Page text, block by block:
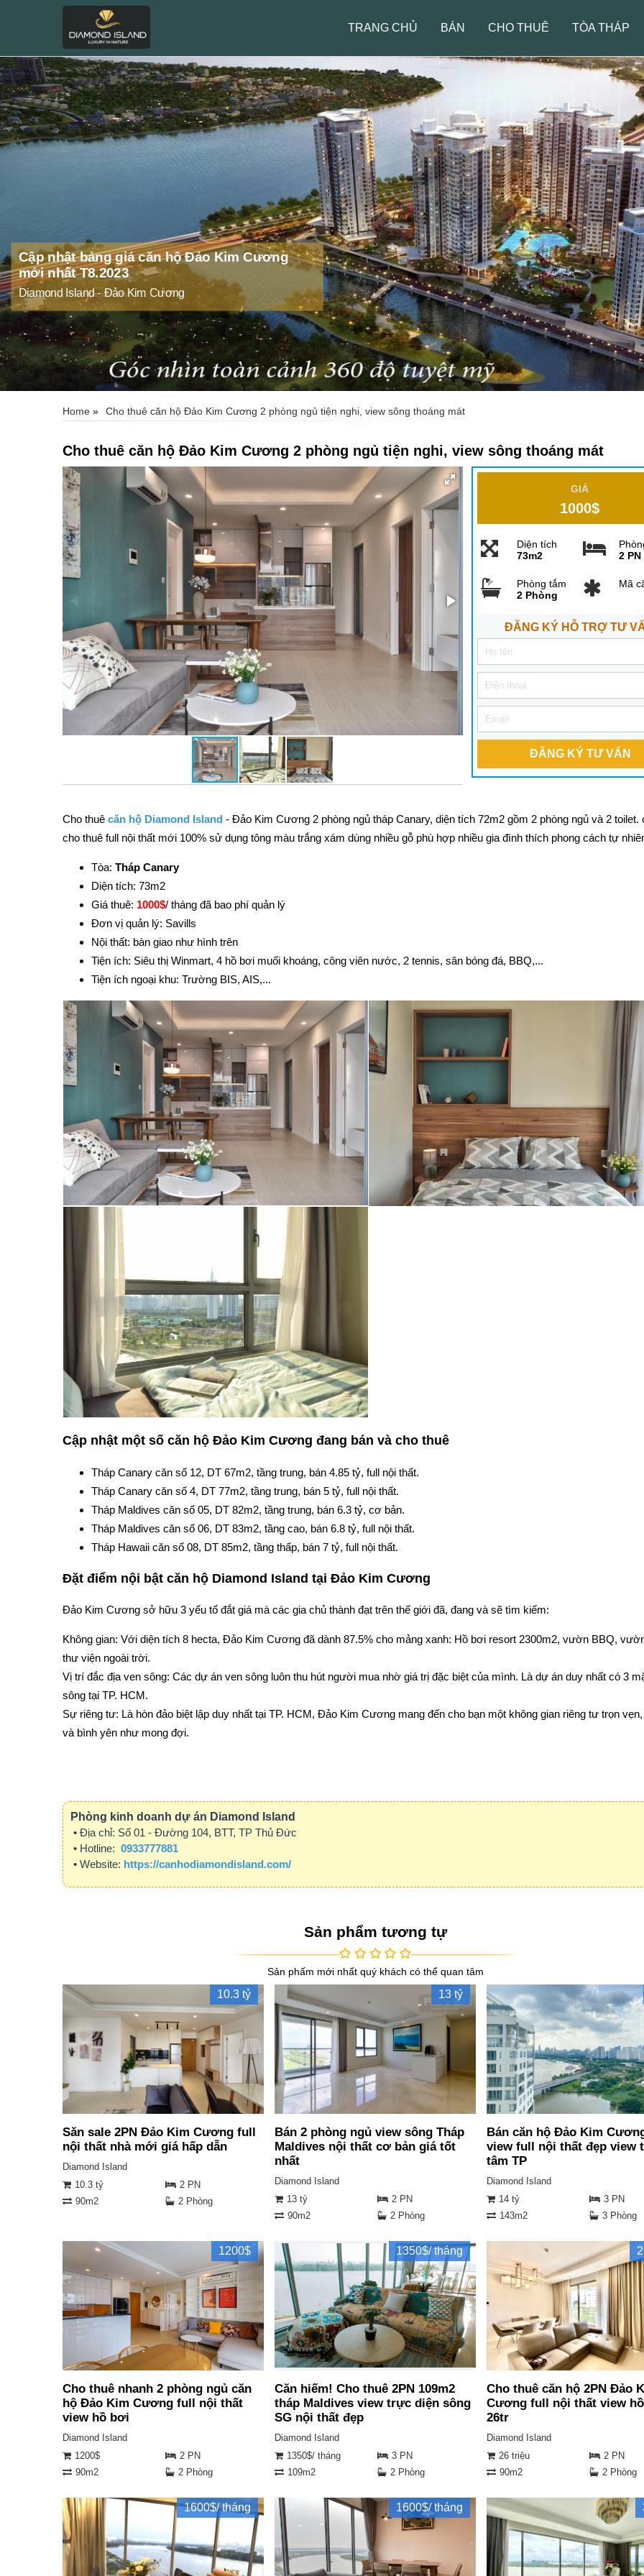
TRANG CHỦ BÁN CHO THUÊ TÒA THÁP
Home » Cho thuê căn hộ Đảo Kim Cương 2 phòng ngủ tiện nghi, view sông thoáng mát
Cho thuê căn hộ Đảo Kim Cương 2 phòng ngủ tiện nghi, view sông thoáng mát
GIÁ
1000$
Diện tích
73m2
2 PN
Phòng tắm
2 Phòng
Mã
ĐĂNG KÝ HỖ TRỢ TƯ
ĐĂNG KÝ TƯ VẤN
Cho thuê căn hộ Diamond Island - Đảo Kim Cương 2 phòng ngủ tháp Canary, diện tích 72m2 gồm 2 phòng ngủ và 2 toilet.
cho thuê full nội thất mới 100% sử dụng tông màu trắng xám dùng nhiều gỗ phù hợp nhiều gia đình thích phong cách tự
Tòa: Tháp Canary
Diện tích: 73m2
Giá thuê: 1000$/ tháng đã bao phí quản lý
Đơn vị quản lý: Savills
Nội thất: bàn giao như hình trên
Tiện ích: Siêu thị Winmart, 4 hồ bơi muối khoáng, công viên nước, 2 tennis, sân bóng đá, BBQ,...
Tiện ích ngoại khu: Trường BIS, AIS,...
Cập nhật một số căn hộ Đảo Kim Cương đang bán và cho thuê
Tháp Canary căn số 12, DT 67m2, tầng trung, bán 4.85 tỷ, full nội thất.
Tháp Canary căn số 4, DT 77m2, tầng trung, bán 5 tỷ, full nội thất.
Tháp Maldives căn số 05, DT 82m2, tầng trung, bán 6.3 tỷ, cơ bản.
Tháp Maldives căn số 06, DT 83m2, tầng cao, bán 6.8 tỷ, full nội thất.
Tháp Hawaii căn số 08, DT 85m2, tầng thấp, bán 7 tỷ, full nội thất.
Đặt điểm nội bật căn hộ Diamond Island tại Đảo Kim Cương
Đảo Kim Cương sở hữu 3 yếu tố đắt giá mà các gia chủ thành đạt trên thế giới đã, đang và sẽ tìm kiếm:
Không gian: Với diện tích 8 hecta, Đảo Kim Cương đã dành 87.5% cho mảng xanh: Hồ bơi resort 2300m2, vườn BBQ,
thư viện ngoài trời.
Vị trí đắc địa ven sông: Các dự án ven sông luôn thu hút người mua nhờ giá trị đặc biệt của mình. Là dự án duy nhất có 3
sông tại TP. HCM.
Sự riêng tư: Là hòn đảo biệt lập duy nhất tại TP. HCM, Đảo Kim Cương mang đến cho bạn một không gian riêng tư trọn
và bình yên như mong đợi.
Phòng kinh doanh dự án Diamond Island
• Địa chỉ: Số 01 - Đường 104, BTT, TP Thủ Đức
• Hotline: 0933777881
• Website: https://canhodiamondisland.com/
Sản phẩm tương tự
Sản phấm mới nhất quý khách có thể quan tâm
10.3 tỷ
Săn sale 2PN Đảo Kim Cương full
nội thất nhà mới giá hấp dẫn
Diamond Island
10.3 tỷ
2 PN
90m2
2 Phòng
13 tỷ
Bán 2 phòng ngủ view sông Tháp
Maldives nội thất cơ bản giá tốt
nhất
Diamond Island
13 tỷ
2 PN
90m2
2 Phòng
Bán căn hộ Đảo Kim
view full nội thất đẹp view
tâm TP
Diamond Island
14 tỷ
3 PN
143m2
3 Phòng
1200$
Cho thuê nhanh 2 phòng ngủ căn
hộ Đảo Kim Cương full nội thất
view hồ bơi
Diamond Island
1200$
2 PN
90m2
2 Phòng
1350$/ tháng
Căn hiếm! Cho thuê 2PN 109m2
tháp Maldives view trực diện sông
SG nội thất đẹp
Diamond Island
1350$/ tháng
3 PN
109m2
2 Phòng
Cho thuê căn hộ 2PN Đảo
Cương full nội thất view
26tr
Diamond Island
26 triệu
2 PN
90m2
2 Phòng
1600$/ tháng 1600$/ tháng